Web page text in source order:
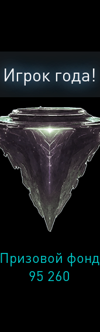
Игрок года!
Призовой фонд
95 260